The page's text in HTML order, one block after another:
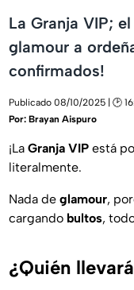
La Granja VIP;
glamour a
confirmados!
Publicado 08/10/2025 | 🕑
Por: Brayan Aispuro
¡La Granja VIP está
literalmente.
Nada de glamour,
cargando bultos,
¿Quién